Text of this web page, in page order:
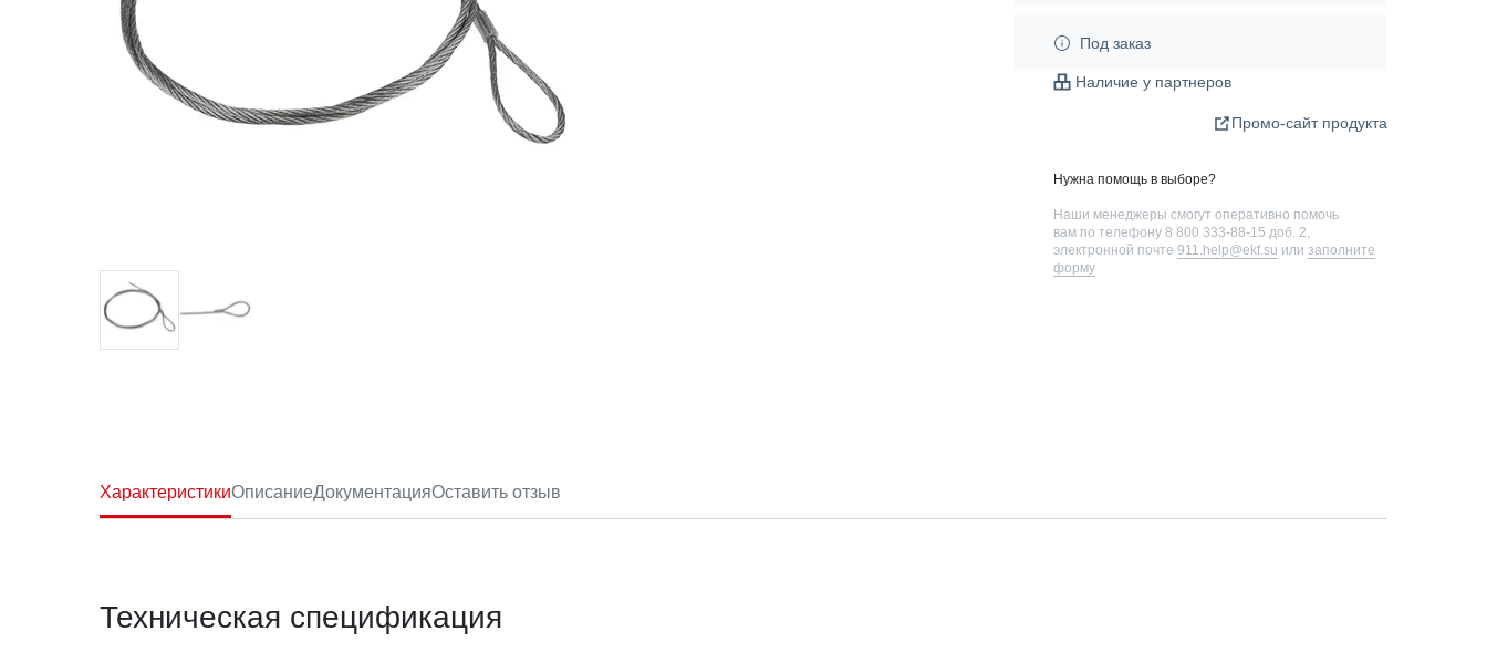
Под заказ
Наличие у партнеров
Промо-сайт продукта
Нужна помощь в выборе?
Наши менеджеры смогут оперативно помочь
вам по телефону 8 800 333-88-15 доб. 2
электронной почте 911.help@ekf.su или заполните
форму
ХарактеристикиОписаниеДокументацияОставить отзыв
Техническая спецификация